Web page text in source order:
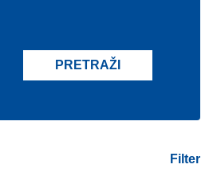
PRETRAŽI
Filter